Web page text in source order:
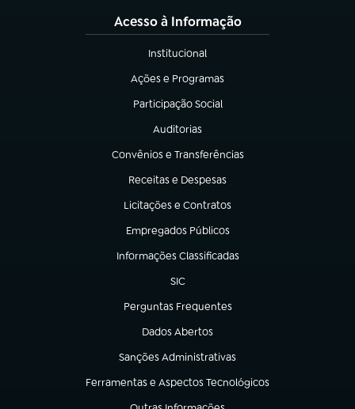
Acesso à Informação
Institucional
(abre em nova aba)
Ações e Programas
(abre em nova aba)
Participação Social
(abre em nova aba)
Auditorias
(abre em nova aba)
Convênios e Transferências
(abre em nova aba)
Receitas e Despesas
(abre em nova aba)
Licitações e Contratos
(abre em nova aba)
Empregados Públicos
(abre em nova aba)
Informações Classificadas
(abre em nova aba)
SIC
(abre em nova aba)
Perguntas Frequentes
(abre em nova aba)
Dados Abertos
(abre em nova aba)
Sanções Administrativas
(abre em nova aba)
Ferramentas e Aspectos Tecnológicos
(abre em nova aba)